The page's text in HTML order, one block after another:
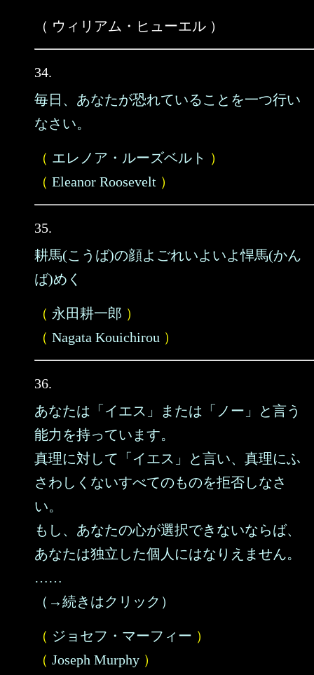
（ ウィリアム・ヒューエル ）
34.
毎日、あなたが恐れていることを一つ行い
なさい。
（ エレノア・ルーズベルト ）
（ Eleanor Roosevelt ）
35.
耕馬(こうば)の顔よごれいよいよ悍馬(かん
ば)めく
（ 永田耕一郎 ）
（ Nagata Kouichirou ）
36.
あなたは「イエス」または「ノー」と言う
能力を持っています。
真理に対して「イエス」と言い、真理にふ
さわしくないすべてのものを拒否しなさ
い。
もし、あなたの心が選択できないならば、
あなたは独立した個人にはなりえません。
……
（→続きはクリック）
（ ジョセフ・マーフィー ）
（ Joseph Murphy ）